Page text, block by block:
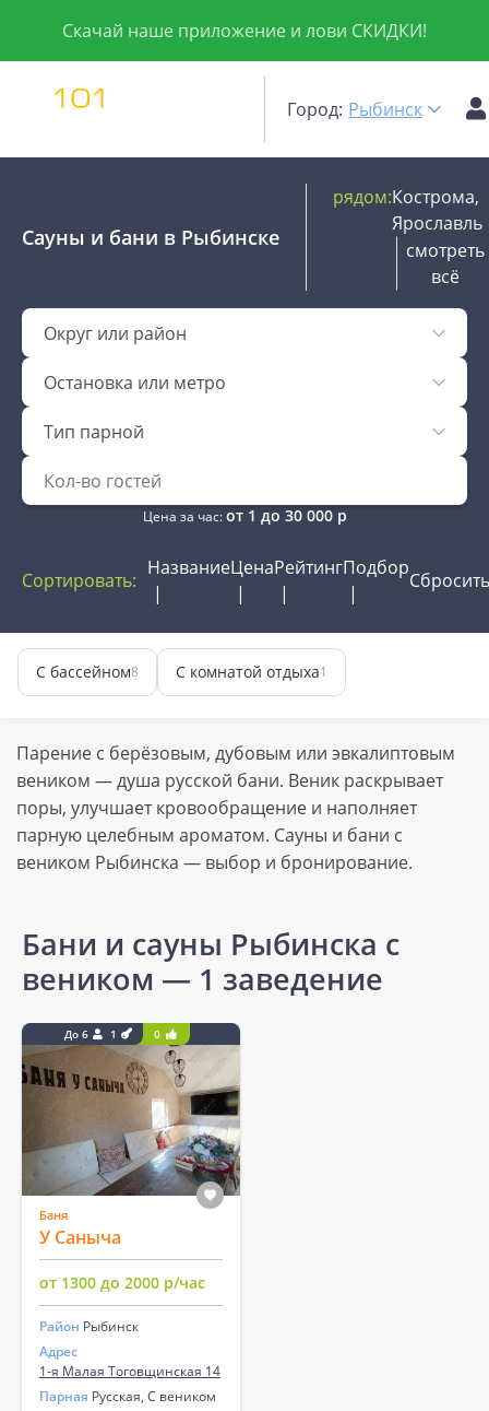
Скачай наше приложение и лови СКИДКИ!
Город: Рыбинск
Сауны и бани в Рыбинске
рядом:Кострома,
Ярославль
смотреть
всё
Округ или район
Остановка или метро
Тип парной
Цена за час:от 1 до 30 000р
Сортировать:
НазваниеЦенаРейтингПодбор
Сбросить
С бассейном8 С комнатой отдыха1
Парение с берёзовым, дубовым или эвкалиптовым
веником — душа русской бани. Веник раскрывает
поры, улучшает кровообращение и наполняет
парную целебным ароматом. Сауны и бани с
веником Рыбинска — выбор и бронирование.
Бани и сауны Рыбинска с
веником — 1 заведение
До 6 1 0
Баня
У Саныча
от 1300 до 2000 р/час
Район Рыбинск
Адрес
1-я Малая Тоговщинская 14
Парная Русская, С веником